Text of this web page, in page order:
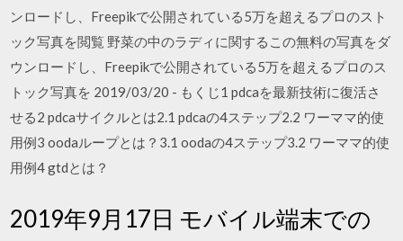
ンロードし、Freepikで公開されている5万を超えるプロのスト
ック写真を閲覧 野菜の中のラディに関するこの無料の写真をダ
ウンロードし、Freepikで公開されている5万を超えるプロのス
トック写真を 2019/03/20 - もくじ1 pdcaを最新技術に復活さ
せる2 pdcaサイクルとは2.1 pdcaの4ステップ2.2 ワーママ的使
用例3 oodaループとは？3.1 oodaの4ステップ3.2 ワーママ的使
用例4 gtdとは？
2019年9月17日 モバイル端末での